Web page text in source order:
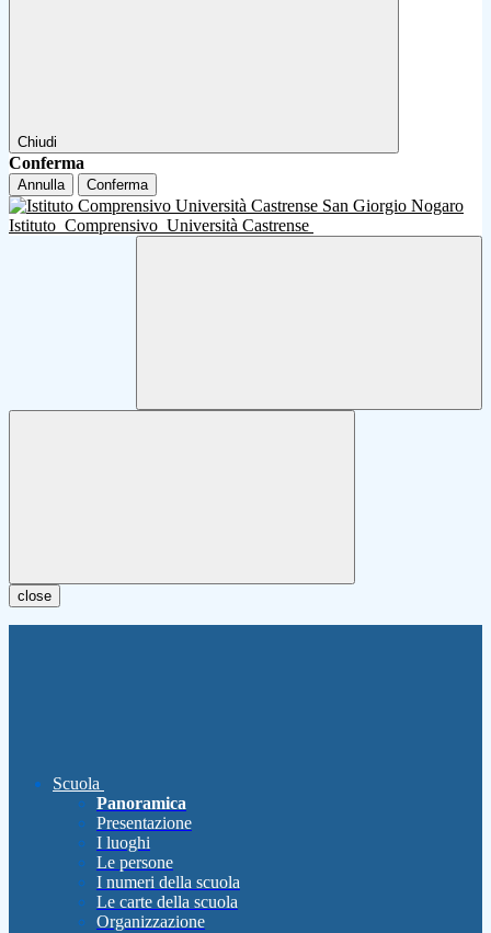
Chiudi
Conferma
Annulla Conferma
Istituto Comprensivo Università Castrense
close
Scuola
Panoramica
Presentazione
I luoghi
Le persone
I numeri della scuola
Le carte della scuola
Organizzazione